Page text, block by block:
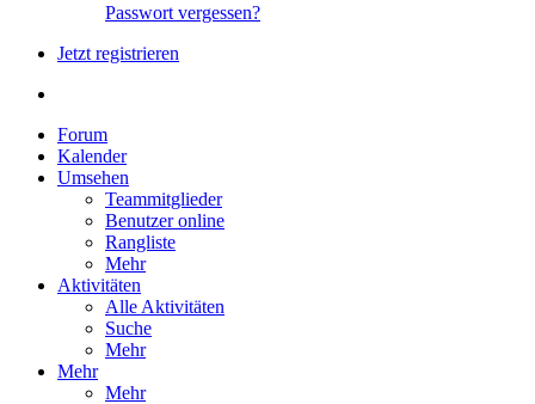
Passwort vergessen?
Jetzt registrieren
Forum
Kalender
Umsehen
Teammitglieder
Benutzer online
Rangliste
Mehr
Aktivitäten
Alle Aktivitäten
Suche
Mehr
Mehr
Mehr